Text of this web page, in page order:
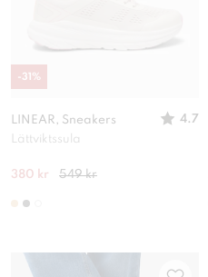
LINEAR, Sneakers
4.7
Lättviktssula
380 kr 549 kr
-31 %